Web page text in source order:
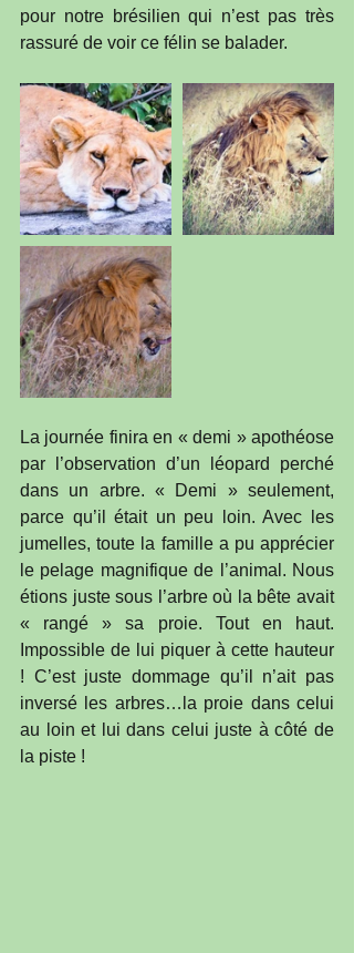
pour notre brésilien qui n’est pas très
rassuré de voir ce félin se balader.
La journée finira en « demi » apothéose
par l’observation d’un léopard perché
dans un arbre. « Demi » seulement,
parce qu’il était un peu loin. Avec les
jumelles, toute la famille a pu apprécier
le pelage magnifique de l’animal. Nous
étions juste sous l’arbre où la bête avait
« rangé » sa proie. Tout en haut.
Impossible de lui piquer à cette hauteur
! C’est juste dommage qu’il n’ait pas
inversé les arbres…la proie dans celui
au loin et lui dans celui juste à côté de
la piste !